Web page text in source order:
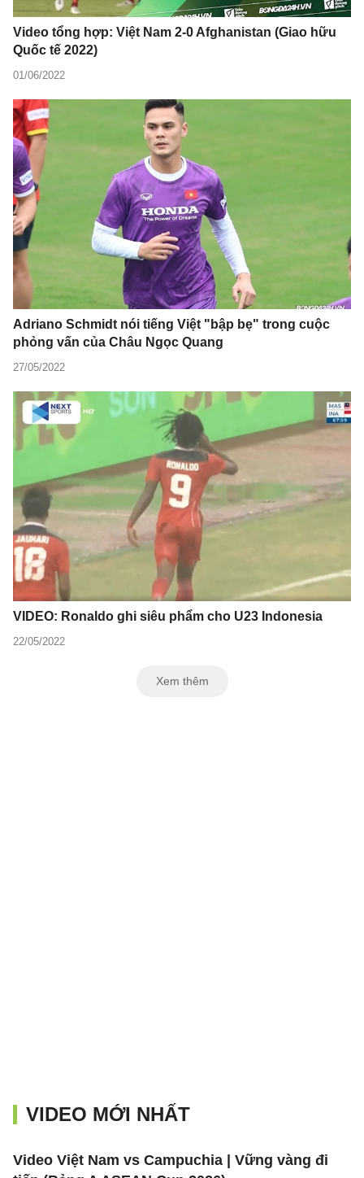
Video tổng hợp: Việt Nam 2-0 Afghanistan (Giao hữu
Quốc tế 2022)
01/06/2022
Adriano Schmidt nói tiếng Việt "bập bẹ" trong cuộc
phỏng vấn của Châu Ngọc Quang
27/05/2022
VIDEO: Ronaldo ghi siêu phẩm cho U23 Indonesia
22/05/2022
Xem thêm
VIDEO MỚI NHẤT
Video Việt Nam vs Campuchia | Vững vàng đi